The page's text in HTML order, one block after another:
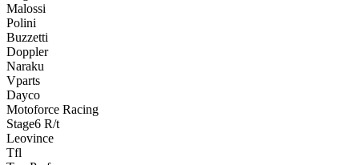
Malossi
Polini
Buzzetti
Doppler
Naraku
Vparts
Dayco
Motoforce Racing
Stage6 R/t
Leovince
Tfl